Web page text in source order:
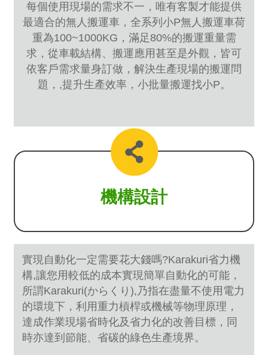
每個使用現場的需求不一，唯有客製才能提供
最適合的無人搬運車，全系列小P無人搬運車荷
重為100~1000KG，滿足80%的搬運重量需
求，從車載結構、搬運應用甚至是外觀，皆可
依客戶需求量身訂做，解決生產現場的搬運問
題，,提升生產效率，小批量搬運找小P。
機構設計
實現自動化一定需要花大錢嗎?Karakuri省力機
構,讓您用較低的成本實現簡單自動化的可能，
所謂Karakuri(からくり),乃指在盡量不使用電力
的環境下，利用重力槓桿或機械等物理原理，
達成作業現場省時化及省力化的改善目標，同
時亦達到節能、省碳的綠色生產境界。